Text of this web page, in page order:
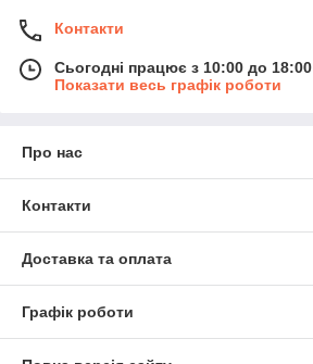
Контакти
Сьогодні працює з 10:00 до 18:00
Показати весь графік роботи
Про нас
Контакти
Доставка та оплата
Графік роботи